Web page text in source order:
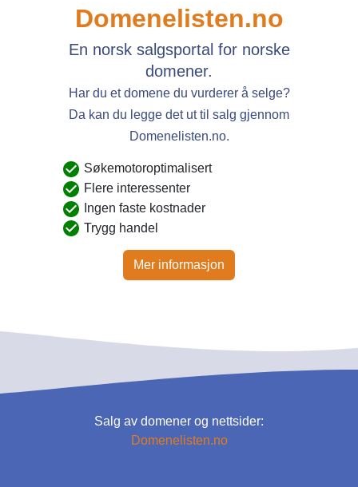
Domenelisten.no
En norsk salgsportal for norske
domener.
Har du et domene du vurderer å selge?
Da kan du legge det ut til salg gjennom
Domenelisten.no.
Søkemotoroptimalisert
Flere interessenter
Ingen faste kostnader
Trygg handel
Mer informasjon
Salg av domener og nettsider:
Domenelisten.no